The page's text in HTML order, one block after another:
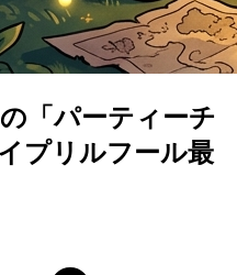
「パーティーチ
プリルフール最